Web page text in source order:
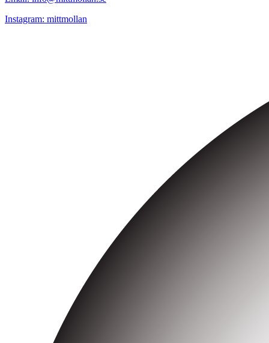
Instagram: mittmollan